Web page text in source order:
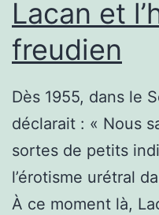
Lacan et
freudien
Dès 1955, dans le
déclarait : « Nous
sortes de petits
l’érotisme urétral
À ce moment là,